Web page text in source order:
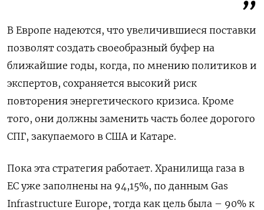
В Европе надеются, что увеличившиеся поставки
позволят создать своеобразный буфер на
ближайшие годы, когда, по мнению политиков и
экспертов, сохраняется высокий риск
повторения энергетического кризиса. Кроме
того, они должны заменить часть более дорогого
СПГ, закупаемого в США и Катаре.
Пока эта стратегия работает. Хранилища газа в
ЕС уже заполнены на 94,15%, по данным Gas
Infrastructure Europe, тогда как цель была – 90% к